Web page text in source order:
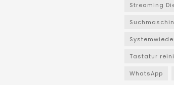
Streaming
Tastatur
WhatsApp